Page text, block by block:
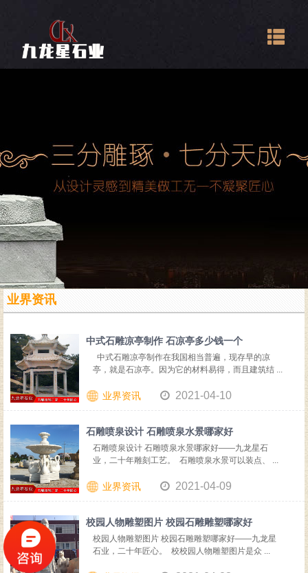
业界资讯
中式石雕凉亭制作 石凉亭多少钱一个
中式石雕凉亭制作在我国相当普遍，现存早的凉
亭，就是石凉亭。因为它的材料易得，而且建筑结 ...
业界资讯 2021-04-10
石雕喷泉设计 石雕喷泉水景哪家好
石雕喷泉设计 石雕喷泉水景哪家好——九龙星石
业，二十年雕刻工艺。 石雕喷泉水景可以装点、 ...
业界资讯 2021-04-09
校园人物雕塑图片 校园石雕雕塑哪家好
校园人物雕塑图片 校园石雕雕塑哪家好——九龙星
石业，二十年匠心。 校校园人物雕塑图片是众 ...